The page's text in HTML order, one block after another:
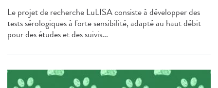
Le projet de recherche LuLISA consiste à développer des
tests sérologiques à forte sensibilité, adapté au haut débit
pour des études et des suivis...